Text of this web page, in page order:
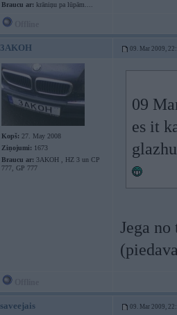
Braucu ar: krāniņu pa lūpām....
3AKOH 09. Mar 2009,
Kopš: 27. May 2008
Ziņojumi: 1673
Braucu ar: 3AKOH , HZ 3 un CP
777, GP 777
09
es it
Jega
saveejais 09. Mar 2009,